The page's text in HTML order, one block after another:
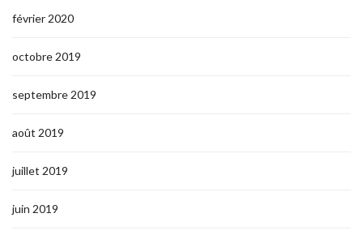
février 2020
octobre 2019
septembre 2019
août 2019
juillet 2019
juin 2019